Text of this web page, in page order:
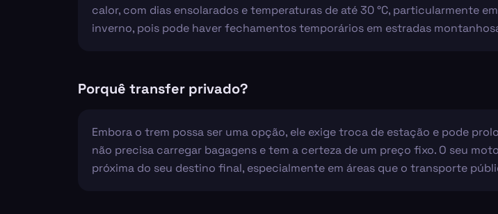
calor, com dias ensolarados e temperaturas de até 30 °C, particularmente
inverno, pois pode haver fechamentos temporários em estradas
Porquê transfer privado?
Embora o trem possa ser uma opção, ele exige troca de estação e pode
não precisa carregar bagagens e tem a certeza de um preço fixo. O seu
próxima do seu destino final, especialmente em áreas que o transporte